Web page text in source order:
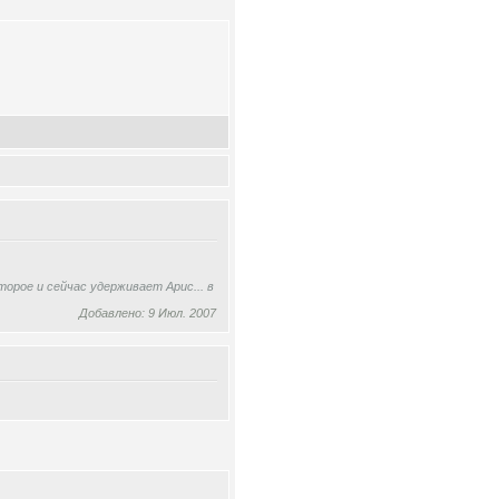
и сейчас удерживает Арис... в
Добавлено: 9 Июл. 2007